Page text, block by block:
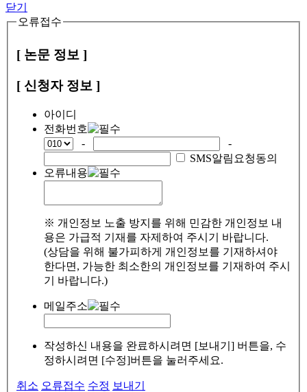
닫기
오류접수
[ 논문 정보 ]
[ 신청자 정보 ]
아이디
전화번호
-
-
SMS알림요청동의
오류내용
※ 개인정보 노출 방지를 위해 민감한 개인정보 내
용은 가급적 기재를 자제하여 주시기 바랍니다.
(상담을 위해 불가피하게 개인정보를 기재하셔야
한다면, 가능한 최소한의 개인정보를 기재하여 주시
기 바랍니다.)
메일주소
작성하신 내용을 완료하시려면 [보내기] 버튼을, 수
정하시려면 [수정]버튼을 눌러주세요.
취소 오류접수 수정 보내기